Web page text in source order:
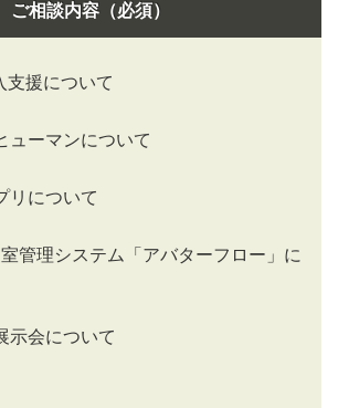
ご相談内容（必須）
支援について
ューマンについて
リについて
管理システム「アバターフロー」に
示会について